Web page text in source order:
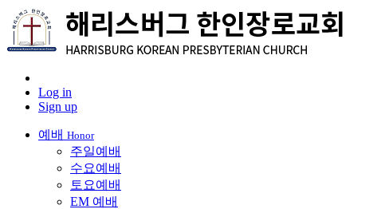
Log in
Sign up
예배 Honor
주일예배
수요예배
토요예배
EM 예배